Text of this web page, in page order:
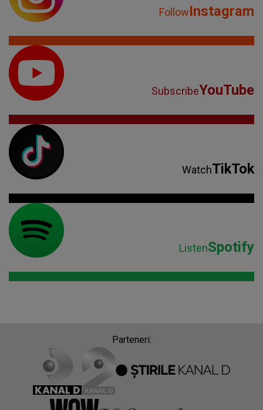
FollowInstagram
SubscribeYouTube
WatchTikTok
ListenSpotify
Parteneri: